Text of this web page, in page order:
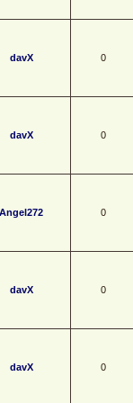
davX 0
davX 0
Angel272 0
davX 0
davX 0